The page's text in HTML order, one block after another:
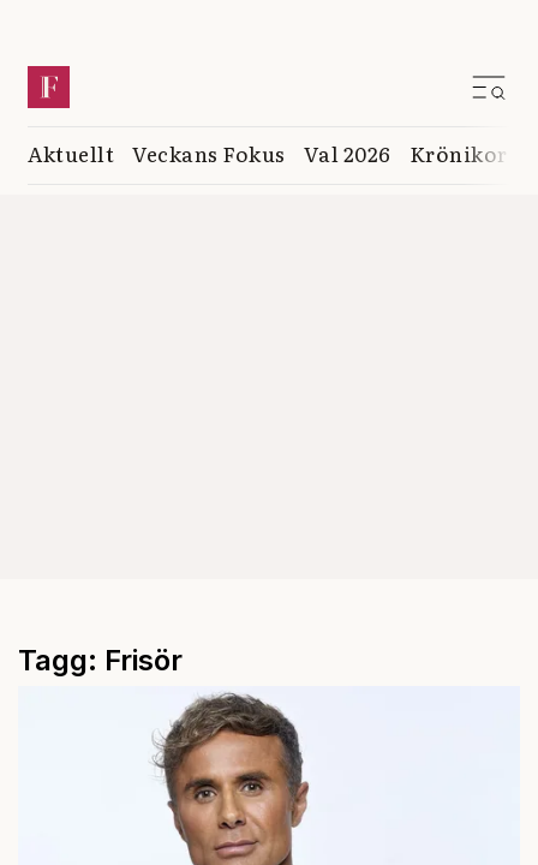
Aktuellt Veckans Fokus Val 2026 Krönikor
Tagg: Frisör